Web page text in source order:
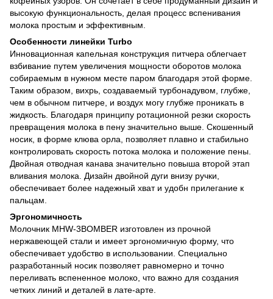
высокую функциональность, делая процесс вспенивания
молока простым и эффективным.
Особенности линейки Turbo
Инновационная капельная конструкция питчера облегчает
взбивание путем увеличения мощности оборотов молока
собираемым в нужном месте паром благодаря этой форме.
Таким образом, вихрь, создаваемый турбонадувом, глубже,
чем в обычном питчере, и воздух могу глубже проникать в
жидкость. Благодаря принципу ротационной резки скорость
превращения молока в пену значительно выше. Скошенный
носик, в форме клюва орла, позволяет плавно и стабильно
контролировать скорость потока молока и положение пены.
Двойная отводная канава значительно повыша второй этап
вливания молока. Дизайн двойной дуги внизу ручки,
обеспечивает более надежный хват и удобн прилегание к
пальцам.
Эргономичность
Молочник MHW-3BOMBER изготовлен из прочной
нержавеющей стали и имеет эргономичную форму, что
обеспечивает удобство в использовании. Специально
разработанный носик позволяет равномерно и точно
переливать вспененное молоко, что важно для создания
четких линий и деталей в лате-арте.